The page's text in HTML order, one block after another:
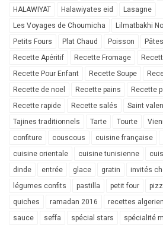
HALAWIYAT
Halawiyates eid
Lasagne
Les Voyages de Choumicha
Lilmatbakhi
Petits Fours
Plat Chaud Poisson
Recette Apéritif
Recette Fromage
Recette Pour Enfant
Recette Soupe
Recette de noel
Recette pains
Recette
Recette rapide
Recette salés Saint
Tajines traditionnels
Tarte Tourte
confiture
couscous cuisine française
cuisine orientale
cuisine tunisienne
dinde
entrée glace gratin invités
légumes confits
pastilla petit four
quiches
ramadan 2016 recettes
sauce
seffa spécial stars spécialité